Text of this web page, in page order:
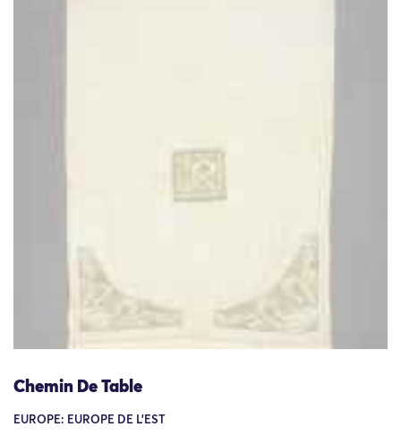
Chemin De Table
EUROPE: EUROPE DE L'EST